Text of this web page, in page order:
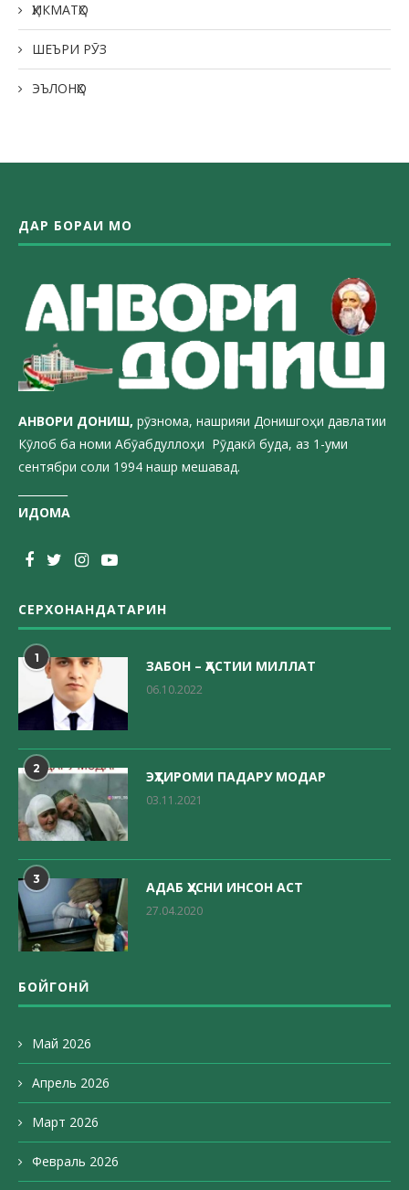
ҲИКМАТҲО
ШЕЪРИ РӮЗ
ЭЪЛОНҲО
ДАР БОРАИ МО
АНВОРИ ДОНИШ, рӯзнома, нашрияи Донишгоҳи давлатии
Кӯлоб ба номи Абӯабдуллоҳи Рӯдакӣ буда, аз 1-уми
сентябри соли 1994 нашр мешавад.
ИДОМА
СЕРХОНАНДАТАРИН
1 ЗАБОН – ҲАСТИИ МИЛЛАТ
06.10.2022
2 ЭҲТИРОМИ ПАДАРУ МОДАР
03.11.2021
3 АДАБ ҲУСНИ ИНСОН АСТ
27.04.2020
БОЙГОНӢ
Май 2026
Апрель 2026
Март 2026
Февраль 2026